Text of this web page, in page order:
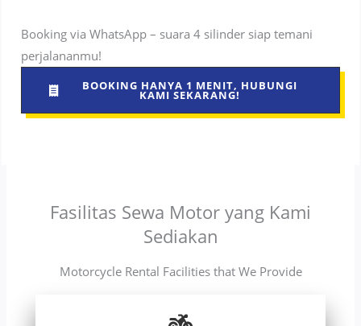
Booking via WhatsApp – suara 4 silinder siap temani
perjalananmu!
BOOKING HANYA 1 MENIT, HUBUNGI
KAMI SEKARANG!
Fasilitas Sewa Motor yang Kami
Sediakan
Motorcycle Rental Facilities that We Provide